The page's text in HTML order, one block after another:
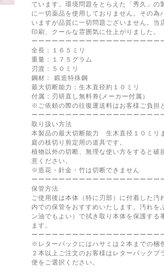
ています。環境問題をとらえた「秀久」の
に一切薬品を使用しておりません。その為
いますが品質に一切問題ございません。当
印刷、クールな雰囲気に仕上がりました。
ーーーーーーーーーーーーーーーーーーー
全長：１６５ミリ
重量：１７５グラム
刃渡：５０ミリ
鋼材： 鍛造特殊鋼
最大切断能力：生木直径約１０ミリ
付属：刃研直し無料券(メーカー付属）
※ご依頼の際の往復運送料はお客様ご負担
ーーーーーーーーーーーーーーーーーーー
取り扱い方法
本製品の最大切断能力 生木直径１０ミリ
庭の枝切り剪定用の道具です。
植物以外の切断、無理な使い方をすると破
意ください。
※造花・針金・竹は切断できません
ーーーーーーーーーーーーーーーーーーー
保管方法
ご使用後は本体（特に刃部）に付着した汚
内での保管をおすすめいたします。汚れを
ン油でもよい）で拭き取り本体を保護する
ます。
ーーーーーーーーーーーーーーーーーーー
※レターパックにはハサミは２本までの梱
２本以上ご注文のお客様はレターパックプ
便をご選択ください。